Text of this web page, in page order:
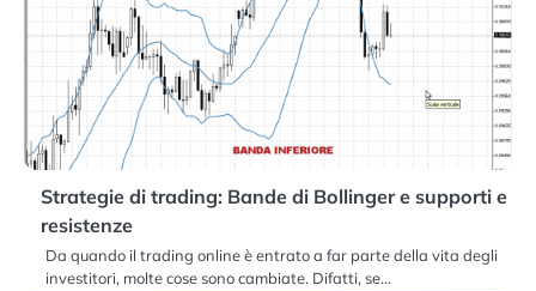
Strategie di trading: Bande di Bollinger e supporti e
resistenze
Da quando il trading online è entrato a far parte della vita degli
investitori, molte cose sono cambiate. Difatti, se…